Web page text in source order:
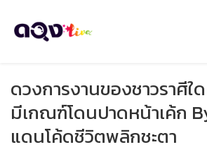
ดวงการงานของชาวราศีใ
มีเกณฑ์โดนปาดหน้าเค้ก
แดนโค้ดชีวิตพลิกชะตา